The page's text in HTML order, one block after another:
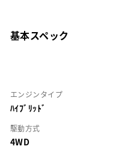
基本スペック
エンジンタイプ
ﾊｲﾌﾞﾘｯﾄﾞ
駆動方式
4WD